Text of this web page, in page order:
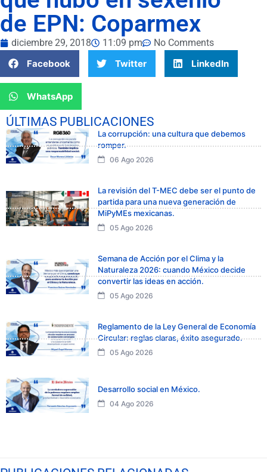
de EPN: Coparmex
diciembre 29, 2018 11:09 pm
No Comments
Facebook
Twitter LinkedIn
WhatsApp
ÚLTIMAS PUBLICACIONES
La corrupción: una cultura que debemos
romper.
06 Ago 2026
La revisión del T-MEC debe ser el punto de
partida para una nueva generación de
MiPyMEs mexicanas.
05 Ago 2026
Semana de Acción por el Clima y la
Naturaleza 2026: cuando México decide
convertir las ideas en acción.
05 Ago 2026
Reglamento de la Ley General de Economía
Circular: reglas claras, éxito asegurado.
05 Ago 2026
Desarrollo social en México.
04 Ago 2026